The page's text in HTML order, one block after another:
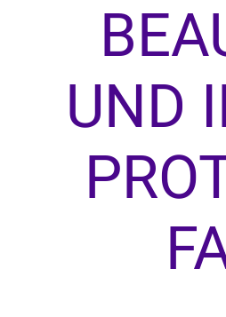
UND